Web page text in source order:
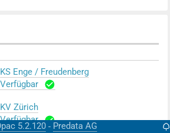
KS Enge / Freudenberg
Verfügbar
KV Zürich
Verfügbar
5.2.120 - Predata AG